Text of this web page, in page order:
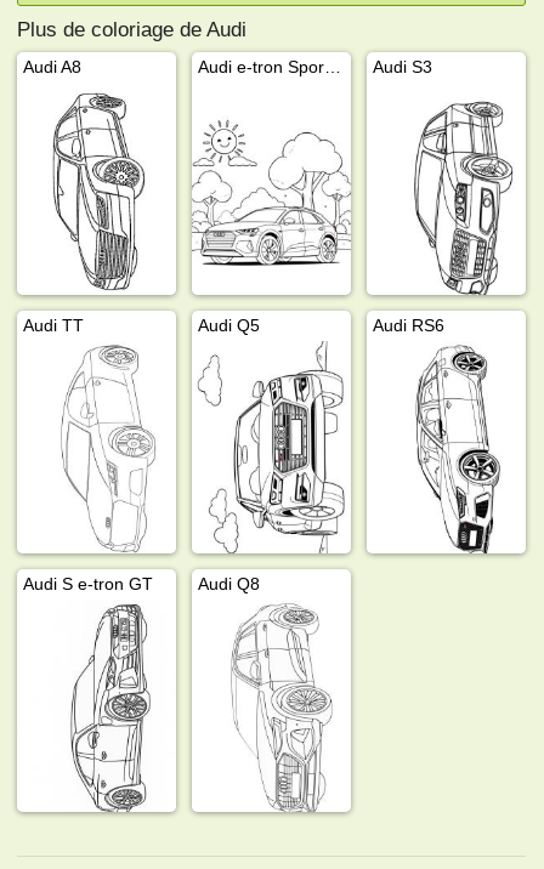
Plus de coloriage de Audi
Audi A8 Audi S3
Audi TT Audi Q5 Audi RS6
Audi S e-tron GT Audi Q8